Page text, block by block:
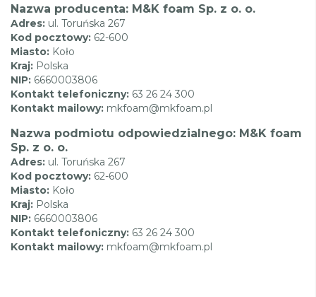
Nazwa producenta: M&K foam Sp. z o. o.
Adres: ul. Toruńska 267
Kod pocztowy: 62-600
Miasto: Koło
Kraj: Polska
NIP: 6660003806
Kontakt telefoniczny: 63 26 24 300
Kontakt mailowy: mkfoam@mkfoam.pl
Nazwa podmiotu odpowiedzialnego: M&K foam
Sp. z o. o.
Adres: ul. Toruńska 267
Kod pocztowy: 62-600
Miasto: Koło
Kraj: Polska
NIP: 6660003806
Kontakt telefoniczny: 63 26 24 300
Kontakt mailowy: mkfoam@mkfoam.pl